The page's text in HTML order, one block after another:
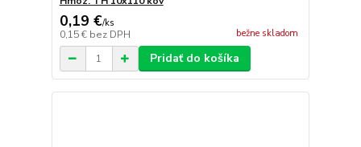
0,19 €/ks
0,15 € bez DPH bežne skladom
Pridať do košíka